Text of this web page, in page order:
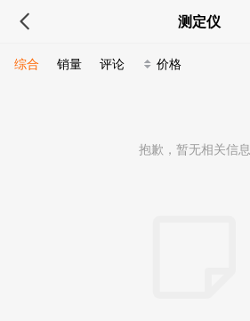
测定仪
综合 销量 评论 价格
抱歉，暂无相关信息